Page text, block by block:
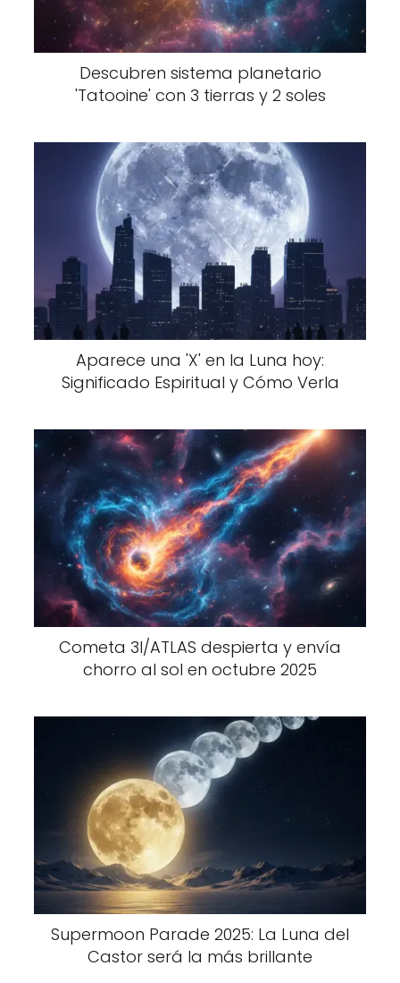
Descubren sistema planetario
'Tatooine' con 3 tierras y 2 soles
Aparece una 'X' en la Luna hoy:
Significado Espiritual y Cómo Verla
Cometa 3I/ATLAS despierta y envía
chorro al sol en octubre 2025
Supermoon Parade 2025: La Luna del
Castor será la más brillante